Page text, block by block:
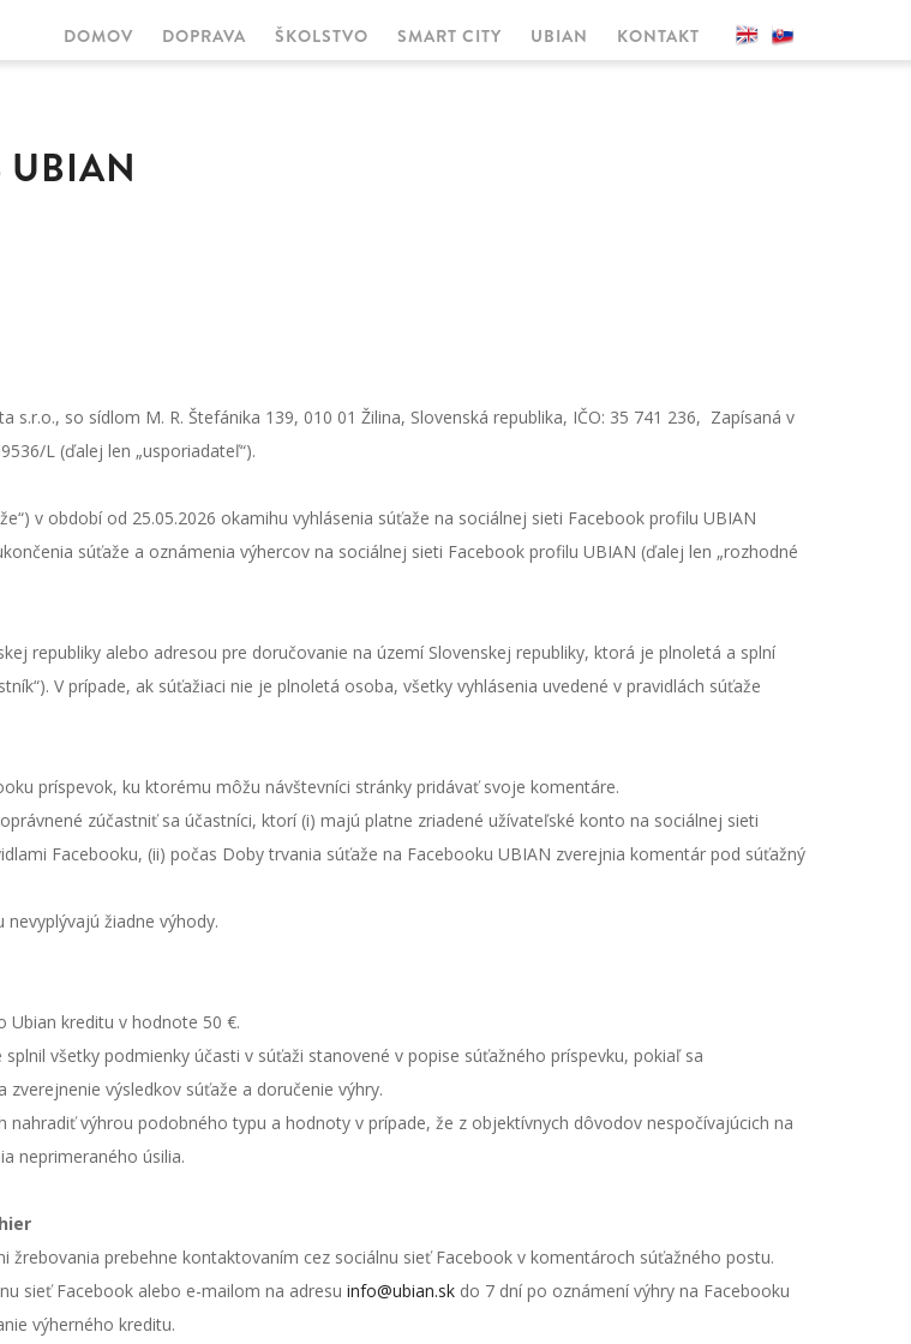
MAIN
NAVIGATION
DOMOV DOPRAVA ŠKOLSTVO SMART CITY UBIAN KONTAKT
UBIAN
s.r.o., so sídlom M. R. Štefánika 139, 010 01 Žilina, Slovenská republika, IČO: 35 741 236, Zapísaná v
L (ďalej len „usporiadateľ“).
v období od 25.05.2026 okamihu vyhlásenia súťaže na sociálnej sieti Facebook profilu UBIAN
súťaže a oznámenia výhercov na sociálnej sieti Facebook profilu UBIAN (ďalej len „rozhodné
republiky alebo adresou pre doručovanie na území Slovenskej republiky, ktorá je plnoletá a splní
V prípade, ak súťažiaci nie je plnoletá osoba, všetky vyhlásenia uvedené v pravidlách súťaže
príspevok, ku ktorému môžu návštevníci stránky pridávať svoje komentáre.
zúčastniť sa účastníci, ktorí (i) majú platne zriadené užívateľské konto na sociálnej sieti
Facebooku, (ii) počas Doby trvania súťaže na Facebooku UBIAN zverejnia komentár pod súťažný
žiadne výhody.
Ubian kreditu v hodnote 50 €.
všetky podmienky účasti v súťaži stanovené v popise súťažného príspevku, pokiaľ sa
výsledkov súťaže a doručenie výhry.
výhrou podobného typu a hodnoty v prípade, že z objektívnych dôvodov nespočívajúcich na
neprimeraného úsilia.
žrebovania prebehne kontaktovaním cez sociálnu sieť Facebook v komentároch súťažného postu.
sieť Facebook alebo e-mailom na adresu info@ubian.sk do 7 dní po oznámení výhry na Facebooku
výherného kreditu.